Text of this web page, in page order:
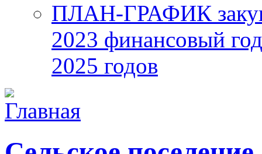
ПЛАН-ГРАФИК
2023 финансовый
2025 годов